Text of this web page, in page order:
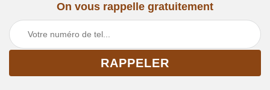
On vous rappelle gratuitement